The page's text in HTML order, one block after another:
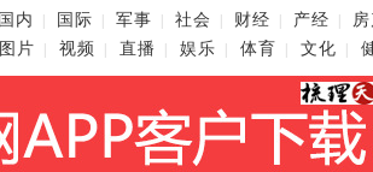
国内 国际 军事 社会 财经 产经
图片 视频 直播 娱乐 体育 文化